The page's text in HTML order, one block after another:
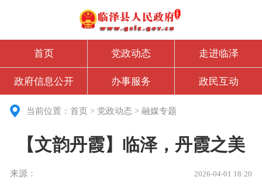
首页 党政动态 走进临泽
政府信息公开 办事服务 政民互动
当前位置：首页 > 党政动态 >融媒专题
【文韵丹霞】临泽，丹霞之美
来源： 2026-04-01 18:20